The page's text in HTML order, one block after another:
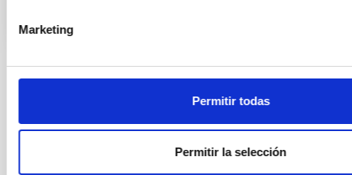
Marketing
Permitir todas
Permitir la selección
PERFIL DEL PUESTO